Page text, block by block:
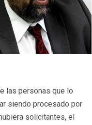
las personas que lo
siendo procesado por
solicitantes, el